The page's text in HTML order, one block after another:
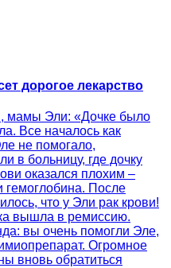
дорогое лекарство
мамы Эли: «Дочке было
Все началось как
не помогало,
в больницу, где дочку
оказался плохим –
гемоглобина. После
что у Эли рак крови!
вышла в ремиссию.
вы очень помогли Эле,
Огромное
вновь обратиться